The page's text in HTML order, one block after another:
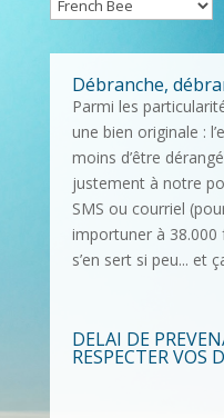
Débranche,
Parmi les
une bien originale :
moins d’être
justement à notre
SMS ou courriel
importuner à 38.000
s’en sert si peu... et
DELAI DE
RESPECTER VOS